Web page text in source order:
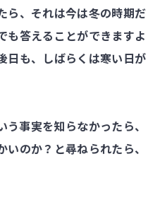
ら、それは今は冬の時期だ
も答えることができますよ
日も、しばらくは寒い日が
事実を知らなかったら、
のか？と尋ねられたら、